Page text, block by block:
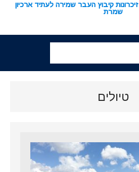
ARCHION SHOMRAT זיכרונות קיבוץ העבר שמירה לעתיד ארכיון
שמרת
טיולים